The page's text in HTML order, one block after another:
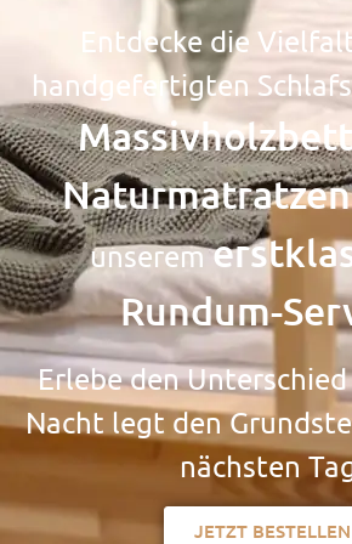
Entdecke die
handgefertigten
Naturmatratzen
unserem
Rundum-
Erlebe den
Nacht legt den
nächsten
JETZT BESTELLEN